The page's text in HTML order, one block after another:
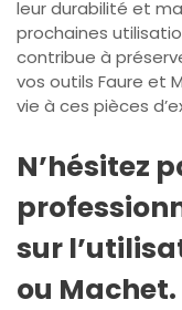
leur durabilité et
prochaines
contribue à
vos outils Faure et
vie à ces pièces
N’hésitez
sur
ou Machet.